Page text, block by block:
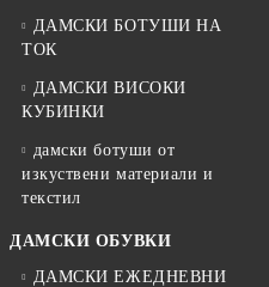
ДАМСКИ БОТУШИ НА
ТОК
ДАМСКИ ВИСОКИ
КУБИНКИ
дамски ботуши от
изкуствени материали и
текстил
ДАМСКИ ОБУВКИ
ДАМСКИ ЕЖЕДНЕВНИ